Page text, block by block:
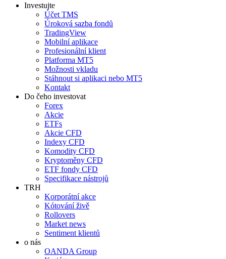
Investujte
Účet TMS
Úroková sazba fondů
TradingView
Mobilní aplikace
Profesionální klient
Platforma MT5
Možnosti vkladu
Stáhnout si aplikaci nebo MT5
Kontakt
Do čeho investovat
Forex
Akcie
ETFs
Akcie CFD
Indexy CFD
Komodity CFD
Kryptoměny CFD
ETF fondy CFD
Specifikace nástrojů
TRH
Korporátní akce
Kótování živě
Rollovers
Market news
Sentiment klientů
o nás
OANDA Group